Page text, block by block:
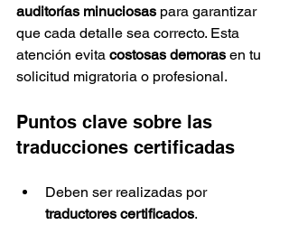
auditorías minuciosas para garantizar
que cada detalle sea correcto. Esta
atención evita costosas demoras en tu
solicitud migratoria o profesional.
Puntos clave sobre las
traducciones certificadas
Deben ser realizadas por
traductores certificados.